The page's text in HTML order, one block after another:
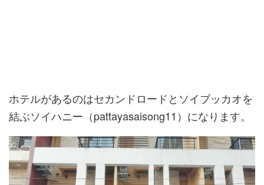
ホテルがあるのはセカンドロードとソイブッカオを
結ぶソイハニー（pattayasaisong11）になります。